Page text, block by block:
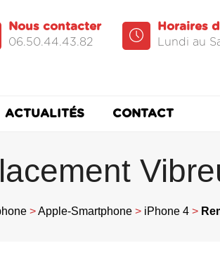
Horaires
Lundi au
Nous contacter
06.50.44.43.82
ACTUALITÉS CONTACT
>Apple-Smartphone > iPhone 4 >